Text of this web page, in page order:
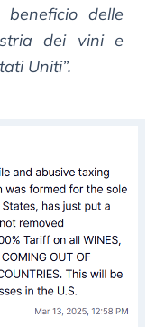
delle
dei vini e
Uniti”.